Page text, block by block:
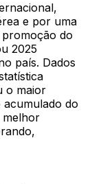
e por uma
do
2025
país. Dados
o maior
do
melhor